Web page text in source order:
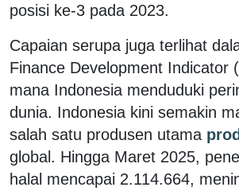
posisi ke-3 pada 2023.
Capaian serupa juga terlihat
Finance Development Indicator
mana Indonesia menduduki
dunia. Indonesia kini semakin
salah satu produsen utama
global. Hingga Maret 2025,
halal mencapai 2.114.664,